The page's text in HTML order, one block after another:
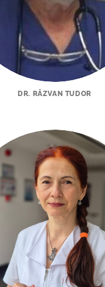
DR. RĂZVAN TUDOR